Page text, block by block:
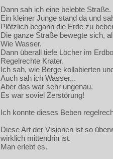
Dann sah ich eine belebte Straße.
Ein kleiner Junge stand da und
Plötzlich begann die Erde zu
Die ganze Straße bewegte sich,
Wie Wasser.
Dann überall tiefe Löcher im
Regelrechte Krater.
Ich sah, wie Berge kollabierten
Auch sah ich Wasser...
Aber das war sehr ungenau.
Es war soviel Zerstörung!
Ich konnte dieses Beben
Diese Art der Visionen ist so
wirklich mittendrin ist.
Man erlebt es.